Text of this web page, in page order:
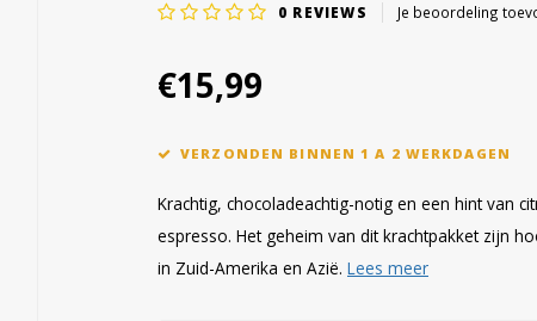
0 REVIEWS Je beoordeling
€15,99
VERZONDEN BINNEN 1 A 2 WERKDAGEN
Krachtig, chocoladeachtig-notig en een hint van
espresso. Het geheim van dit krachtpakket zijn
in Zuid-Amerika en Azië. Lees meer